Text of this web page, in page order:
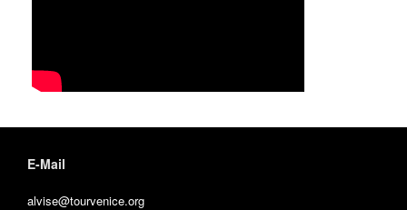
E-Mail
alvise@tourvenice.org